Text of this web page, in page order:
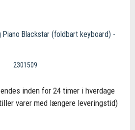
Piano Blackstar (foldbart keyboard) -
2301509
inden for 24 timer i hverdage
varer med længere leveringstid)